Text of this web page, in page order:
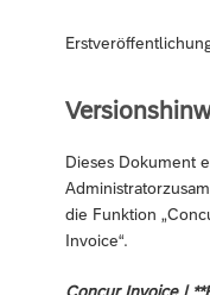
Dieses Dokument
die Funktion
Invoice“.